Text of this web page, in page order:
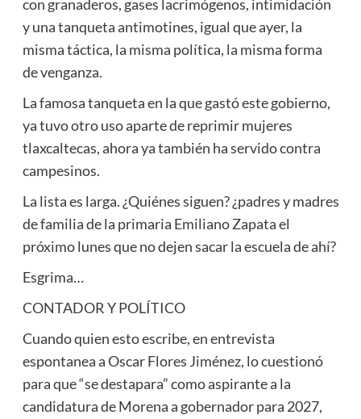
con granaderos, gases lacrimógenos, intimidación
y una tanqueta antimotines, igual que ayer, la
misma táctica, la misma política, la misma forma
de venganza.
La famosa tanqueta en la que gastó este gobierno,
ya tuvo otro uso aparte de reprimir mujeres
tlaxcaltecas, ahora ya también ha servido contra
campesinos.
La lista es larga. ¿Quiénes siguen? ¿padres y madres
de familia de la primaria Emiliano Zapata el
próximo lunes que no dejen sacar la escuela de ahí?
Esgrima…
CONTADOR Y POLÍTICO
Cuando quien esto escribe, en entrevista
espontanea a Oscar Flores Jiménez, lo cuestionó
para que “se destapara” como aspirante a la
candidatura de Morena a gobernador para 2027,